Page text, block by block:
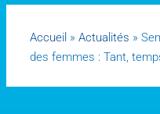
Accueil » Actualités »
des femmes : Tant,